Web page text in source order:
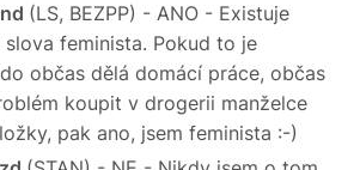
(LS, BEZPP) - ANO - Existuje
feminista. Pokud to je
občas dělá domácí práce, občas
koupit v drogerii manželce
pak ano, jsem feminista :-)